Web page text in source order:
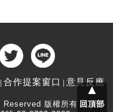
合作提案窗口 意見反應
版權所有 盜用必
▲
回頂部